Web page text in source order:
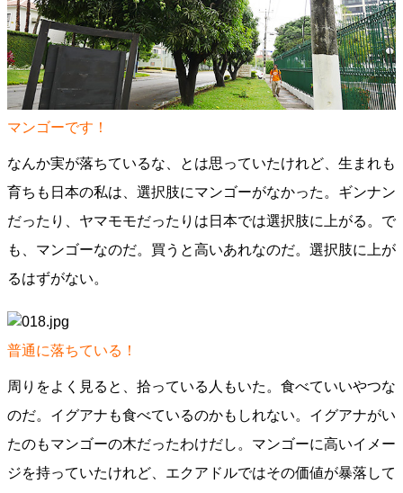
マンゴーです！
なんか実が落ちているな、とは思っていたけれど、生まれも
育ちも日本の私は、選択肢にマンゴーがなかった。ギンナン
だったり、ヤマモモだったりは日本では選択肢に上がる。で
も、マンゴーなのだ。買うと高いあれなのだ。選択肢に上が
るはずがない。
普通に落ちている！
周りをよく見ると、拾っている人もいた。食べていいやつな
のだ。イグアナも食べているのかもしれない。イグアナがい
たのもマンゴーの木だったわけだし。マンゴーに高いイメー
ジを持っていたけれど、エクアドルではその価値が暴落して